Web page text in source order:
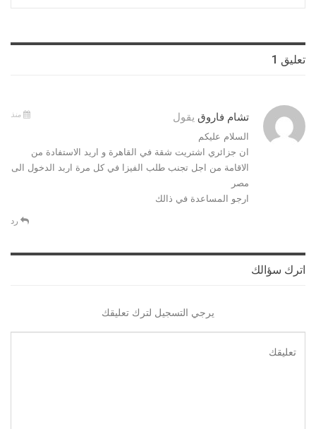
تعليق 1
تشام فاروق يقول منذ
السلام عليكم
ان جزائري اشتريت شقة في القاهرة و اريد الاستفادة من
الاقامة من اجل تجنب طلب الفيزا في كل مرة اربد الدخول الى
مصر
ارجو المساعدة في ذالك
رد
اترك سؤالك
يرجي التسجيل لترك تعليقك